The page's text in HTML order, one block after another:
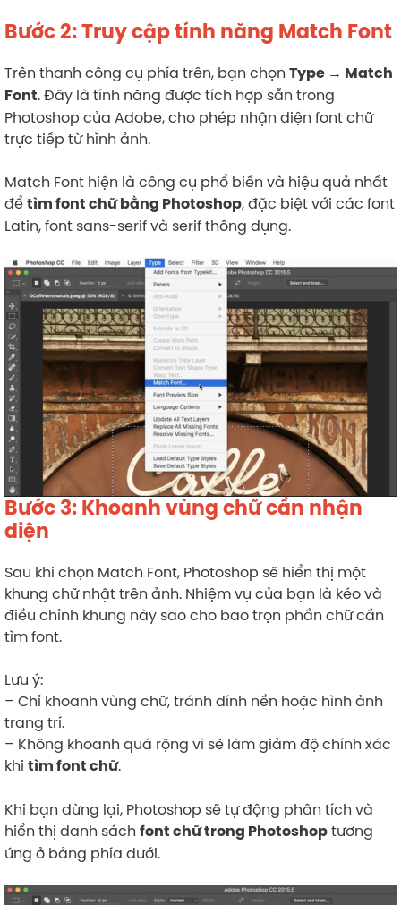
Bước 2: Truy cập tính năng Match Font
Trên thanh công cụ phía trên, bạn chọn Type → Match
Font. Đây là tính năng được tích hợp sẵn trong
Photoshop của Adobe, cho phép nhận diện font chữ
trực tiếp từ hình ảnh.
Match Font hiện là công cụ phổ biến và hiệu quả nhất
đểtìm font chữ bằng Photoshop, đặc biệt với các font
Latin, font sans-serif và serif thông dụng.
Bước 3: Khoanh vùng chữ cần nhận
diện
Sau khi chọn Match Font, Photoshop sẽ hiển thị một
khung chữ nhật trên ảnh. Nhiệm vụ của bạn là kéo và
điều chỉnh khung này sao cho bao trọn phần chữ cần
tìm font.
Lưu ý:
– Chỉ khoanh vùng chữ, tránh dính nền hoặc hình ảnh
trang trí.
– Không khoanh quá rộng vì sẽ làm giảm độ chính xác
khi tìm font chữ.
Khi bạn dừng lại, Photoshop sẽ tự động phân tích và
hiển thị danh sách font chữ trong Photoshoptương
ứng ở bảng phía dưới.